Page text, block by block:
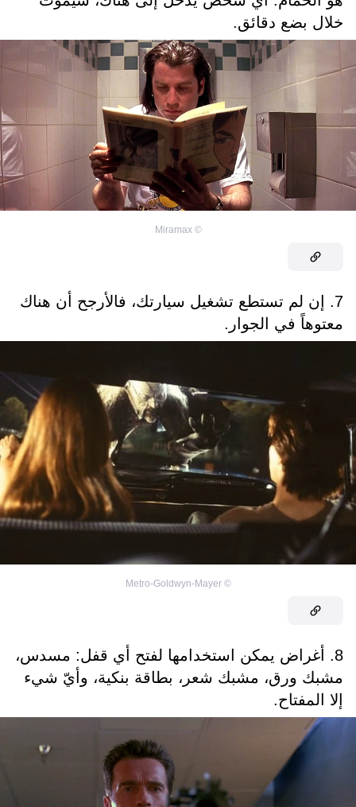
خلال بضع دقائق.
©
Miramax
7. إن لم تستطع تشغيل سيارتك، فالأرجح أن هناك
معتوهاً في الجوار.
©
Metro-Goldwyn-Mayer
8. أغراض يمكن استخدامها لفتح أي قفل: مسدس،
مشبك ورق، مشبك شعر، بطاقة بنكية، وأيّ شيء
إلا المفتاح.